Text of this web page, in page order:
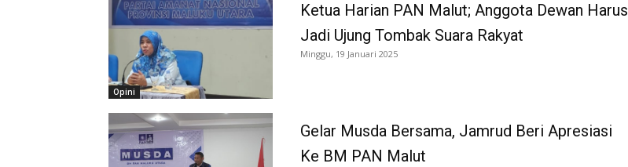
Opini
Ketua Harian PAN Malut; Anggota Dewan Harus
Jadi Ujung Tombak Suara Rakyat
Minggu, 19 Januari 2025
Gelar Musda Bersama, Jamrud Beri Apresiasi
Ke BM PAN Malut